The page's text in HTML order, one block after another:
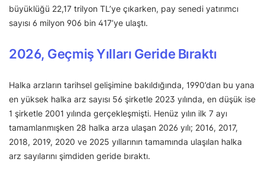
büyüklüğü 22,17 trilyon TL’ye çıkarken, pay senedi yatırımcı
sayısı 6 milyon 906 bin 417’ye ulaştı.
2026, Geçmiş Yılları Geride Bıraktı
Halka arzların tarihsel gelişimine bakıldığında, 1990’dan bu yana
en yüksek halka arz sayısı 56 şirketle 2023 yılında, en düşük ise
1 şirketle 2001 yılında gerçekleşmişti. Henüz yılın ilk 7 ayı
tamamlanmışken 28 halka arza ulaşan 2026 yılı; 2016, 2017,
2018, 2019, 2020 ve 2025 yıllarının tamamında ulaşılan halka
arz sayılarını şimdiden geride bıraktı.